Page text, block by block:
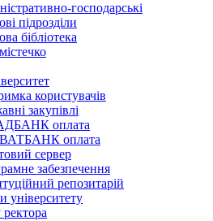
господарські
підрозділи
бібліотека
користувачів
закупівлі
оплата
оплата
сервер
забезпечення
репозитарій
університету